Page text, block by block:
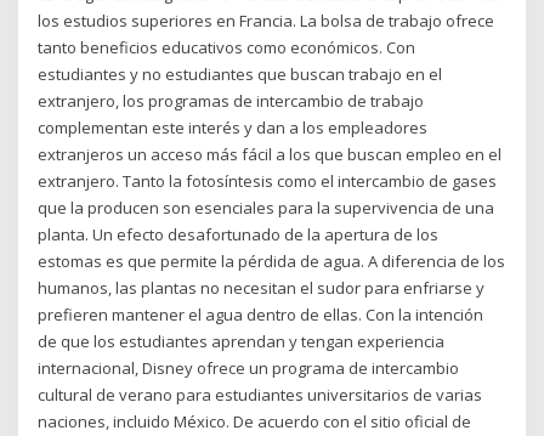
los estudios superiores en Francia. La bolsa de trabajo ofrece
tanto beneficios educativos como económicos. Con
estudiantes y no estudiantes que buscan trabajo en el
extranjero, los programas de intercambio de trabajo
complementan este interés y dan a los empleadores
extranjeros un acceso más fácil a los que buscan empleo en el
extranjero. Tanto la fotosíntesis como el intercambio de gases
que la producen son esenciales para la supervivencia de una
planta. Un efecto desafortunado de la apertura de los
estomas es que permite la pérdida de agua. A diferencia de los
humanos, las plantas no necesitan el sudor para enfriarse y
prefieren mantener el agua dentro de ellas. Con la intención
de que los estudiantes aprendan y tengan experiencia
internacional, Disney ofrece un programa de intercambio
cultural de verano para estudiantes universitarios de varias
naciones, incluido México. De acuerdo con el sitio oficial de